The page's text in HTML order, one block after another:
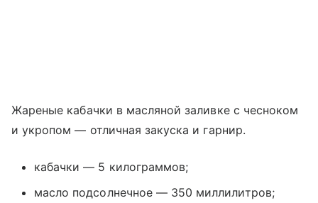
Жареные кабачки в масляной заливке с чесноком
и укропом — отличная закуска и гарнир.
кабачки — 5 килограммов;
масло подсолнечное — 350 миллилитров;